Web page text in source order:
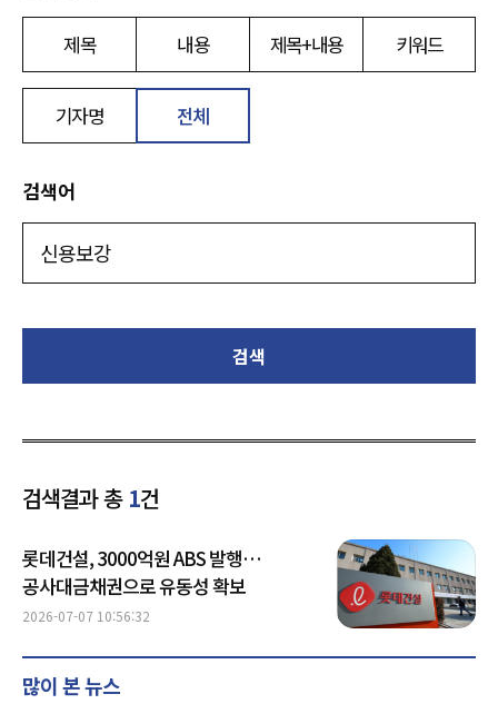
제목 내용 제목+내용 키워드
기자명 전체
검색어
검색
검색결과 총 1건
롯데건설, 3000억원 ABS 발행…
공사대금채권으로 유동성 확보
2026-07-07 10:56:32
많이 본 뉴스